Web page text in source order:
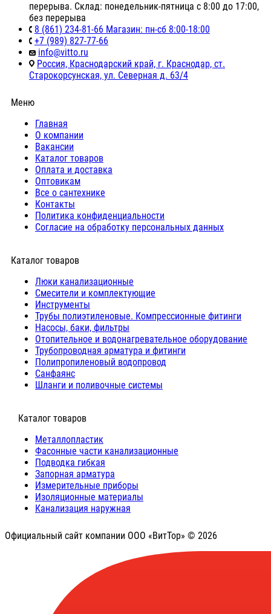
перерыва. Склад: понедельник-пятница с 8:00 до 17:00,
без перерыва
8 (861) 234-81-66 Магазин: пн-сб 8:00-18:00
+7 (989) 827-77-66
info@vitto.ru
Россия, Краснодарский край, г. Краснодар, ст.
Старокорсунская, ул. Северная д. 63/4
Меню
Главная
О компании
Вакансии
Каталог товаров
Оплата и доставка
Оптовикам
Все о сантехнике
Контакты
Политика конфиденциальности
Согласие на обработку персональных данных
Каталог товаров
Люки канализационные
Cмесители и комплектующие
Инструменты
Трубы полиэтиленовые. Компрессионные фитинги
Насосы, баки, фильтры
Отопительное и водонагревательное оборудование
Трубопроводная арматура и фитинги
Полипропиленовый водопровод
Санфаянс
Шланги и поливочные системы
⠀Каталог товаров
Металлопластик
Фасонные части канализационные
Подводка гибкая
Запорная арматура
Измерительные приборы
Изоляционные материалы
Канализация наружная
Официальный сайт компании ООО «ВитТор» © 2026